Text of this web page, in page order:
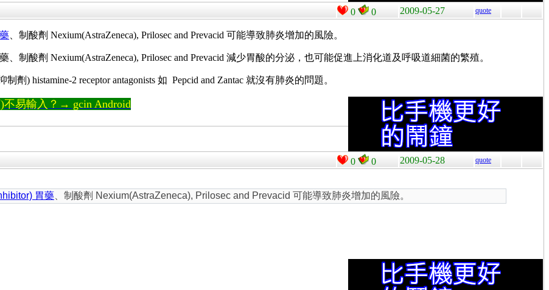
0 0 2009-05-27 quote
、制酸劑 Nexium(AstraZeneca), Prilosec and Prevacid 可能導致肺炎增加的風險。
、制酸劑 Nexium(AstraZeneca), Prilosec and Prevacid 減少胃酸的分泌，也可能促進上消化道及呼吸道細菌的繁殖。
劑) histamine-2 receptor antagonists 如 Pepcid and Zantac 就沒有肺炎的問題。
不易輸入？→ gcin Android
0 0 2009-05-28 quote
胃藥 、制酸劑 Nexium(AstraZeneca), Prilosec and Prevacid 可能導致肺炎增加的風險。